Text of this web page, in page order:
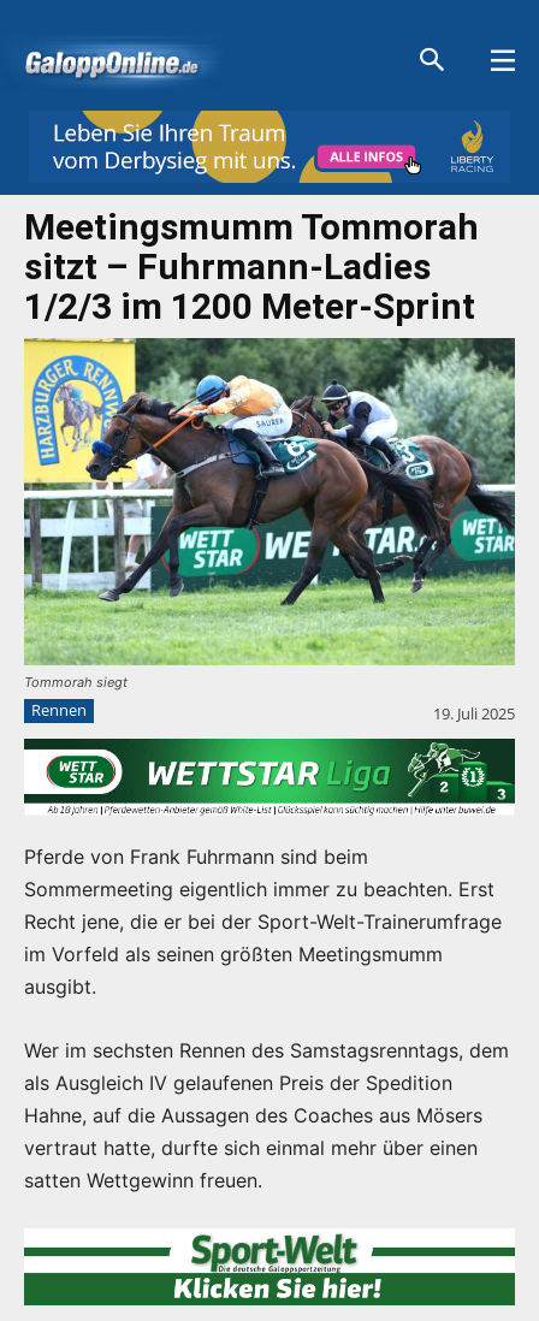
Meetingsmumm Tommorah
sitzt – Fuhrmann-Ladies
1/2/3 im 1200 Meter-Sprint
Tommorah siegt
Rennen 19. Juli 2025
Pferde von Frank Fuhrmann sind beim
Sommermeeting eigentlich immer zu beachten. Erst
Recht jene, die er bei der Sport-Welt-Trainerumfrage
im Vorfeld als seinen größten Meetingsmumm
ausgibt.
Wer im sechsten Rennen des Samstagsrenntags, dem
als Ausgleich IV gelaufenen Preis der Spedition
Hahne, auf die Aussagen des Coaches aus Mösers
vertraut hatte, durfte sich einmal mehr über einen
satten Wettgewinn freuen.